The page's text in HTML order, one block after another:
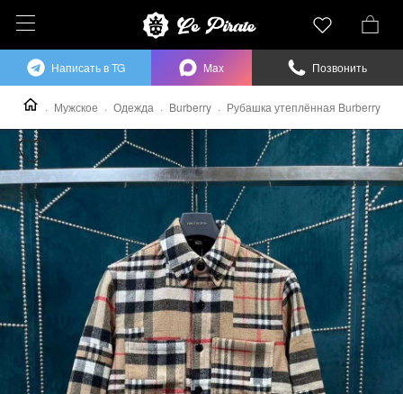
Мужское Одежда Burberry Рубашка утеплённая Burberry
Написать в TG Max Позвонить